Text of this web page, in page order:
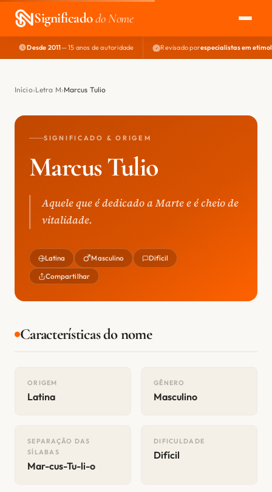
Significadodo Nome
EXPLORAR
NOME PERFEITO
Desde 2011— 15 anos de autoridade Revisado porespecialistas em
Início Letra M Marcus Tulio
SIGNIFICADO & ORIGEM
Marcus Tulio
Aquele que é dedicado a Marte e é cheio de
vitalidade.
Latina Masculino Difícil
Compartilhar
Características do nome
ORIGEM
Latina
GÊNERO
Masculino
SEPARAÇÃO DAS
SÍLABAS
Mar-cus-Tu-li-o
DIFICULDADE
Difícil